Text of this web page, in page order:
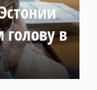
в